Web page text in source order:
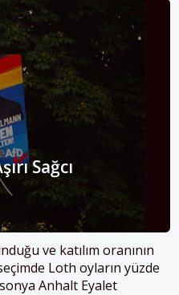
Sağcı
ve katılım oranının
Loth oyların yüzde
Anhalt Eyalet